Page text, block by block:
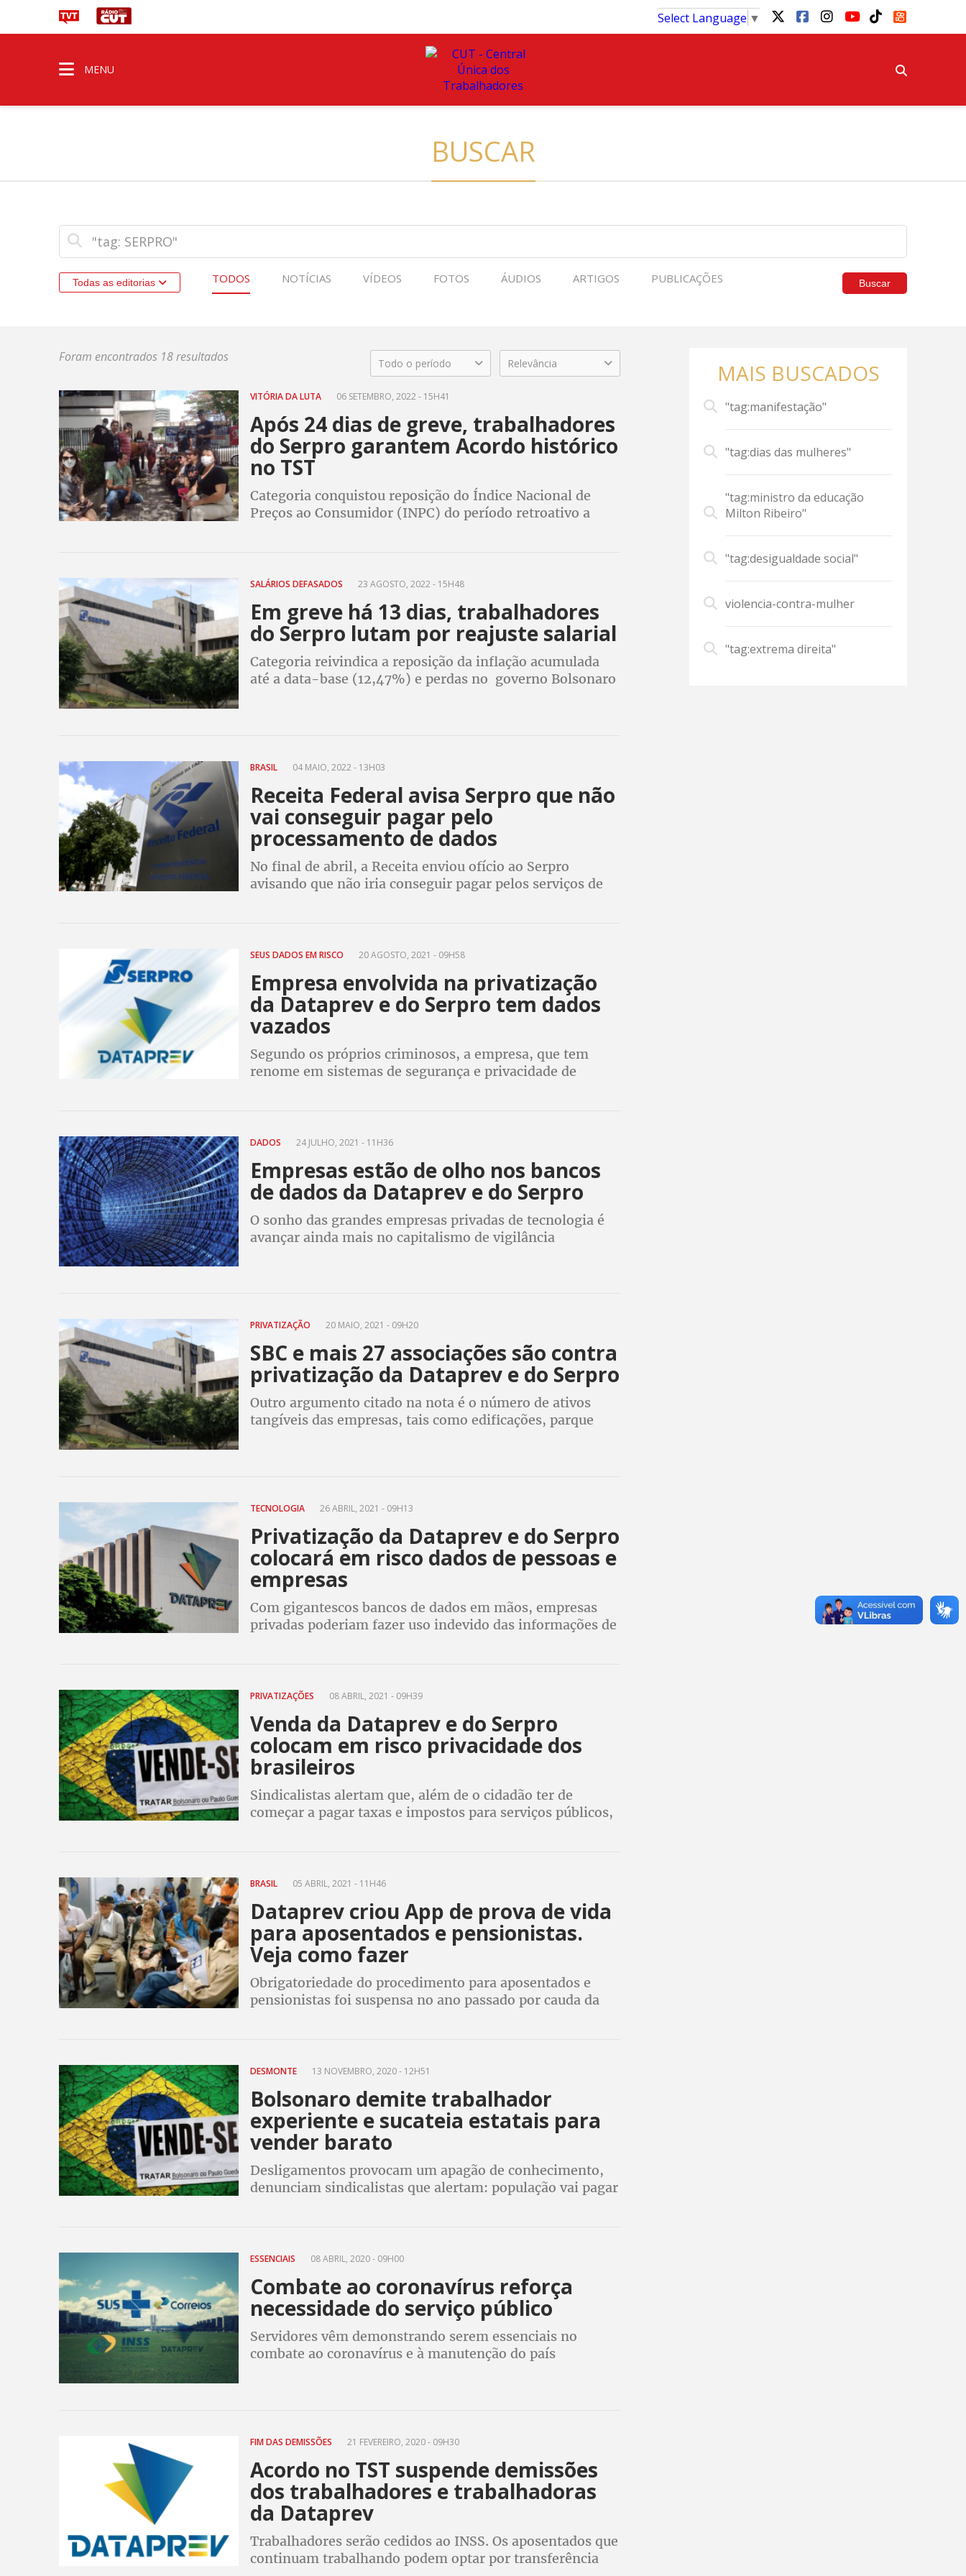
Select Language ▼
MENU
BUSCAR
Todas as editorias TODOS NOTÍCIAS VÍDEOS FOTOS ÁUDIOS ARTIGOS PUBLICAÇÕES Buscar
Foram encontrados 18 resultados Todo o período Relevância
VITÓRIA DA LUTA 06 SETEMBRO, 2022 - 15H41
Após 24 dias de greve, trabalhadores
do Serpro garantem Acordo histórico
no TST
Categoria conquistou reposição do Índice Nacional de
Preços ao Consumidor (INPC) do período retroativo a
SALÁRIOS DEFASADOS 23 AGOSTO, 2022 - 15H48
Em greve há 13 dias, trabalhadores
do Serpro lutam por reajuste salarial
Categoria reivindica a reposição da inflação acumulada
até a data-base (12,47%) e perdas no governo Bolsonaro
BRASIL 04 MAIO, 2022 - 13H03
Receita Federal avisa Serpro que não
vai conseguir pagar pelo
processamento de dados
No final de abril, a Receita enviou ofício ao Serpro
avisando que não iria conseguir pagar pelos serviços de
SEUS DADOS EM RISCO 20 AGOSTO, 2021 - 09H58
Empresa envolvida na privatização
da Dataprev e do Serpro tem dados
vazados
Segundo os próprios criminosos, a empresa, que tem
renome em sistemas de segurança e privacidade de
DADOS 24 JULHO, 2021 - 11H36
Empresas estão de olho nos bancos
de dados da Dataprev e do Serpro
O sonho das grandes empresas privadas de tecnologia é
avançar ainda mais no capitalismo de vigilância
PRIVATIZAÇÃO 20 MAIO, 2021 - 09H20
SBC e mais 27 associações são contra
privatização da Dataprev e do Serpro
Outro argumento citado na nota é o número de ativos
tangíveis das empresas, tais como edificações, parque
TECNOLOGIA 26 ABRIL, 2021 - 09H13
Privatização da Dataprev e do Serpro
colocará em risco dados de pessoas e
empresas
Com gigantescos bancos de dados em mãos, empresas
privadas poderiam fazer uso indevido das informações de
PRIVATIZAÇÕES 08 ABRIL, 2021 - 09H39
Venda da Dataprev e do Serpro
colocam em risco privacidade dos
brasileiros
Sindicalistas alertam que, além de o cidadão ter de
começar a pagar taxas e impostos para serviços públicos,
BRASIL 05 ABRIL, 2021 - 11H46
Dataprev criou App de prova de vida
para aposentados e pensionistas.
Veja como fazer
Obrigatoriedade do procedimento para aposentados e
pensionistas foi suspensa no ano passado por cauda da
DESMONTE 13 NOVEMBRO, 2020 - 12H51
Bolsonaro demite trabalhador
experiente e sucateia estatais para
vender barato
Desligamentos provocam um apagão de conhecimento,
denunciam sindicalistas que alertam: população vai pagar
ESSENCIAIS 08 ABRIL, 2020 - 09H00
Combate ao coronavírus reforça
necessidade do serviço público
Servidores vêm demonstrando serem essenciais no
combate ao coronavírus e à manutenção do país
FIM DAS DEMISSÕES 21 FEVEREIRO, 2020 - 09H30
Acordo no TST suspende demissões
dos trabalhadores e trabalhadoras
da Dataprev
Trabalhadores serão cedidos ao INSS. Os aposentados que
continuam trabalhando podem optar por transferência
MAIS BUSCADOS
"tag:manifestação"
"tag:dias das mulheres"
"tag:ministro da educação
Milton Ribeiro"
"tag:desigualdade social"
violencia-contra-mulher
"tag:extrema direita"